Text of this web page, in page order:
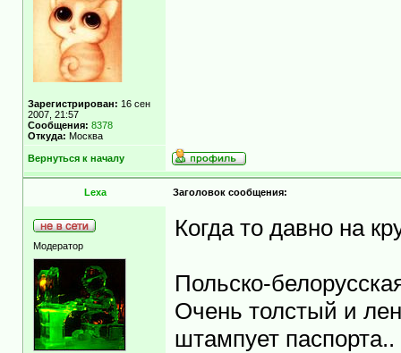
Зарегистрирован: 16 сен
2007, 21:57
Сообщения: 8378
Откуда: Москва
Вернуться к началу
Lexa Заголовок сообщения:
Модератор
Когда то давно на
Польско-
Очень толстый и
штампует паспорта..